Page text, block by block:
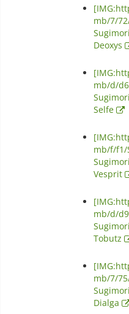
mb/7/
Deoxys
mb/d/
Selfe
mb/f/f1/
Vesprit
mb/d/
Tobutz
mb/7/
Dialga